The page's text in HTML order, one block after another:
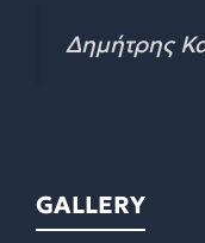
Δημήτρης
GALLERY